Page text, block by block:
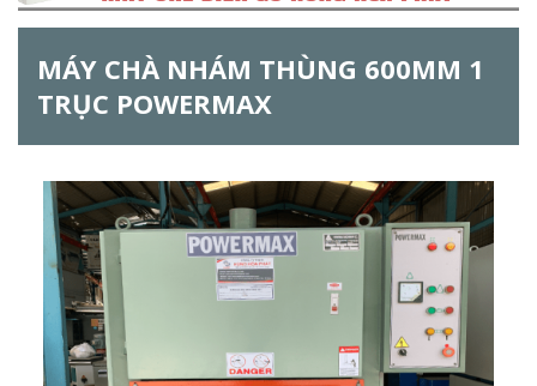
ẫ
m
MÁY CHÀ NHÁM THÙNG 600MM 1
TRỤC POWERMAX